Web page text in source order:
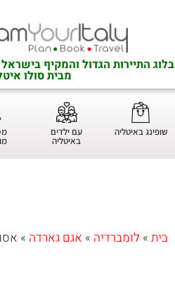
בלוג התיירות הגדול והמקיף
מבית סולו
שופינג באיטליה עם ילדים
באיטליה
בית » לומברדיה » אגם גארדה »